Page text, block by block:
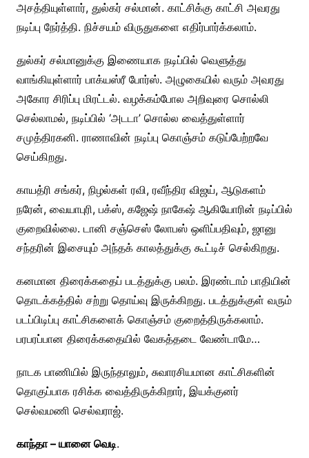
அசத்தியுள்ளார், துல்கர் சல்மான். காட்சிக்கு காட்சி அவரது
நடிப்பு நேர்த்தி. நிச்சயம் விருதுகளை எதிர்பார்க்கலாம்.
துல்கர் சல்மானுக்கு இணையாக நடிப்பில் வெளுத்து
வாங்கியுள்ளார் பாக்யஸ்ரீ போர்ஸ். அழுகையில் வரும் அவரது
அகோர சிரிப்பு மிரட்டல். வழக்கம்போல அறிவுரை சொல்லி
செல்லாமல், நடிப்பில் ‘அடடா’ சொல்ல வைத்துள்ளார்
சமுத்திரகனி. ராணாவின் நடிப்பு கொஞ்சம் கடுப்பேற்றவே
செய்கிறது.
காயத்ரி சங்கர், நிழல்கள் ரவி, ரவீந்திர விஜய், ஆடுகளம்
நரேன், வையாபுரி, பக்ஸ், கஜேஷ் நாகேஷ் ஆகியோரின் நடிப்பில்
குறைவில்லை. டானி சஞ்செஸ் லோபஸ் ஒளிப்பதிவும், ஜானு
சந்தரின் இசையும் அந்தக் காலத்துக்கு கூட்டிச் செல்கிறது.
கனமான திரைக்கதைப் படத்துக்கு பலம். இரண்டாம் பாதியின்
தொடக்கத்தில் சற்று தொய்வு இருக்கிறது. படத்துக்குள் வரும்
படப்பிடிப்பு காட்சிகளைக் கொஞ்சம் குறைத்திருக்கலாம்.
பரபரப்பான திரைக்கதையில் வேகத்தடை வேண்டாமே…
நாடக பாணியில் இருந்தாலும், சுவாரசியமான காட்சிகளின்
தொகுப்பாக ரசிக்க வைத்திருக்கிறார், இயக்குனர்
செல்வமணி செல்வராஜ்.
காந்தா – யானை வெடி.